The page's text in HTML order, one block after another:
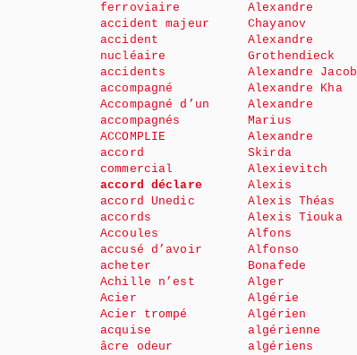
ferroviaire
accident majeur
accident
nucléaire
accidents
accompagné
Accompagné d’un
accompagnés
ACCOMPLIE
accord
commercial
accord déclare
accord Unedic
accords
Accoules
accusé d’avoir
acheter
Achille n’est
Acier
Acier trompé
acquise
âcre odeur
Alexandre
Chayanov
Alexandre
Grothendieck
Alexandre Jacob
Alexandre Kha
Alexandre
Marius
Alexandre
Skirda
Alexievitch
Alexis
Alexis Théas
Alexis Tiouka
Alfons
Alfonso
Bonafede
Alger
Algérie
Algérien
algérienne
algériens